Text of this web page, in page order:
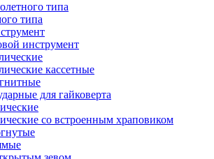
типа
типа
инструмент
кассетные
для гайковерта
со встроенным храповиком